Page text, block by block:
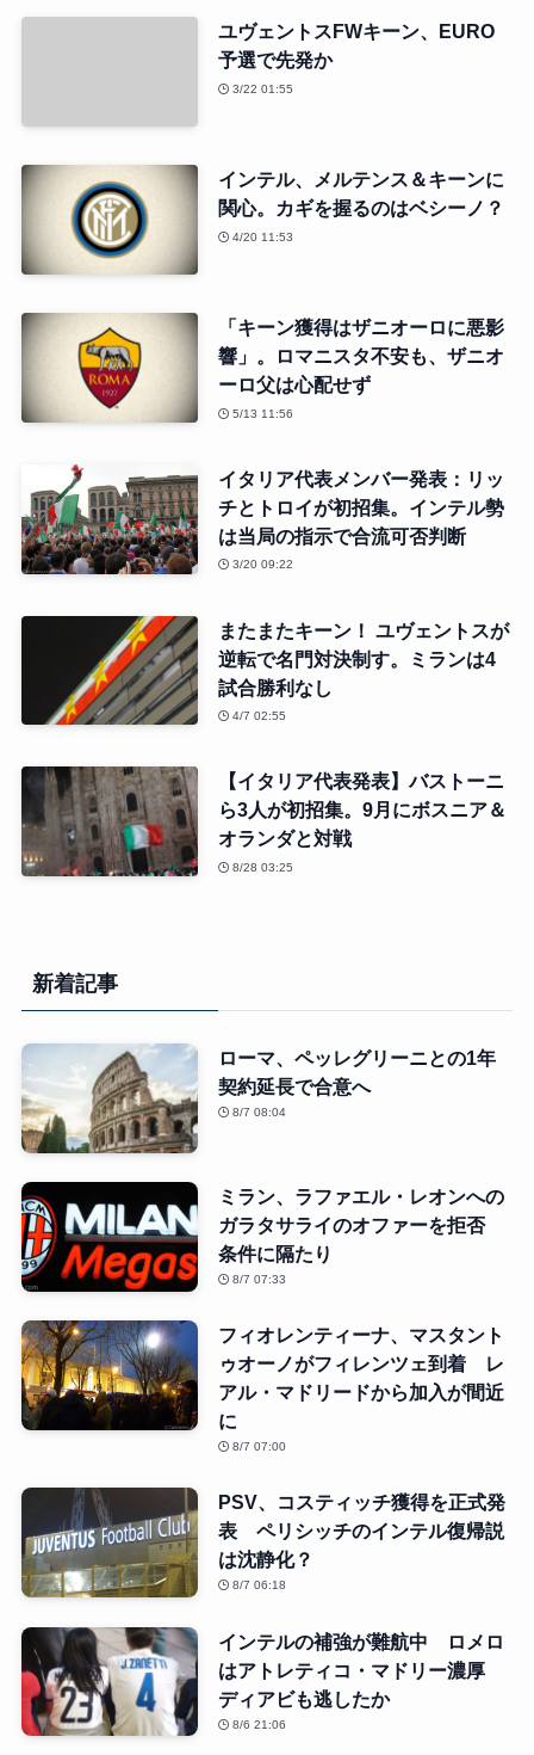
ユヴェントスFWキーン、EURO
予選で先発か
3/22 01:55
インテル、メルテンス＆キーンに
関心。カギを握るのはベシーノ？
4/20 11:53
「キーン獲得はザニオーロに悪影
響」。ロマニスタ不安も、ザニオ
ーロ父は心配せず
5/13 11:56
イタリア代表メンバー発表：リッ
チとトロイが初招集。インテル勢
は当局の指示で合流可否判断
3/20 09:22
またまたキーン！ ユヴェントスが
逆転で名門対決制す。ミランは4
試合勝利なし
4/7 02:55
【イタリア代表発表】バストーニ
ら3人が初招集。9月にボスニア＆
オランダと対戦
8/28 03:25
新着記事
ローマ、ペッレグリーニとの1年
契約延長で合意へ
8/7 08:04
ミラン、ラファエル・レオンへの
ガラタサライのオファーを拒否
条件に隔たり
8/7 07:33
フィオレンティーナ、マスタント
ゥオーノがフィレンツェ到着 レ
アル・マドリードから加入が間近
に
8/7 07:00
PSV、コスティッチ獲得を正式発
表 ペリシッチのインテル復帰説
は沈静化？
8/7 06:18
インテルの補強が難航中 ロメロ
はアトレティコ・マドリー濃厚
ディアビも逃したか
8/6 21:06